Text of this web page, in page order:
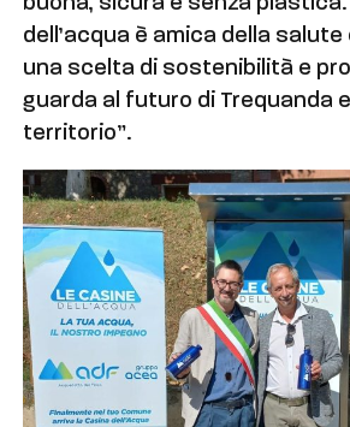
dell’acqua è amica della salute
una scelta di sostenibilità e
guarda al futuro di Trequanda
territorio”.